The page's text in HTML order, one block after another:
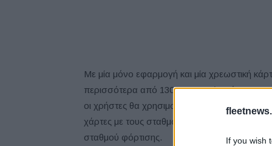
If you wish
Με μία μόνο εφαρμογή και μία χρεωστική
περισσότερα από 130.000 σημεία
οι χρήστες θα χρησιμοποιούν και την
χάρτες με τους σταθμούς φόρτισης,
σταθμού φόρτισης.